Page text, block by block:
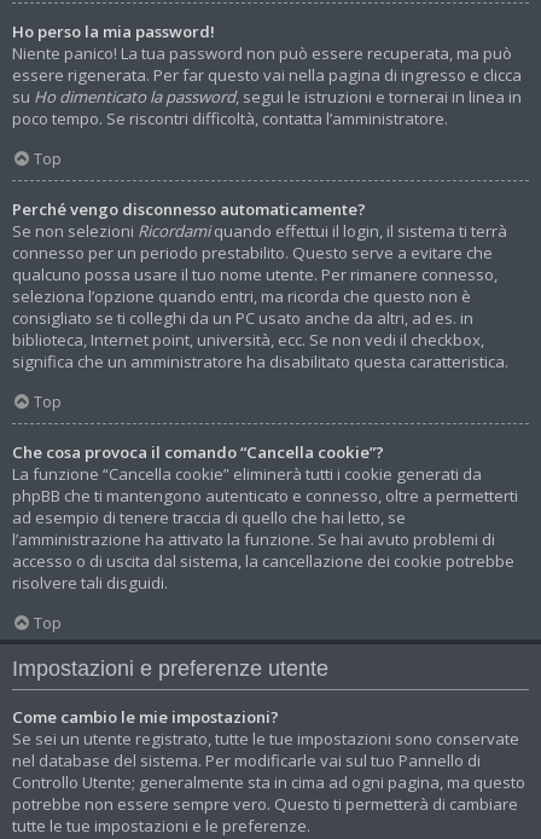
Ho perso la mia password!
Niente panico! La tua password non può essere recuperata, ma può
essere rigenerata. Per far questo vai nella pagina di ingresso e clicca
su Ho dimenticato la password, segui le istruzioni e tornerai in linea in
poco tempo. Se riscontri difficoltà, contatta l’amministratore.
Top
Perché vengo disconnesso automaticamente?
Se non selezioni Ricordamiquando effettui il login, il sistema ti terrà
connesso per un periodo prestabilito. Questo serve a evitare che
qualcuno possa usare il tuo nome utente. Per rimanere connesso,
seleziona l’opzione quando entri, ma ricorda che questo non è
consigliato se ti colleghi da un PC usato anche da altri, ad es. in
biblioteca, Internet point, università, ecc. Se non vedi il checkbox,
significa che un amministratore ha disabilitato questa caratteristica.
Top
Che cosa provoca il comando “Cancella cookie”?
La funzione “Cancella cookie” eliminerà tutti i cookie generati da
phpBB che ti mantengono autenticato e connesso, oltre a permetterti
ad esempio di tenere traccia di quello che hai letto, se
l’amministrazione ha attivato la funzione. Se hai avuto problemi di
accesso o di uscita dal sistema, la cancellazione dei cookie potrebbe
risolvere tali disguidi.
Top
Impostazioni e preferenze utente
Come cambio le mie impostazioni?
Se sei un utente registrato, tutte le tue impostazioni sono conservate
nel database del sistema. Per modificarle vai sul tuo Pannello di
Controllo Utente; generalmente sta in cima ad ogni pagina, ma questo
potrebbe non essere sempre vero. Questo ti permetterà di cambiare
tutte le tue impostazioni e le preferenze.